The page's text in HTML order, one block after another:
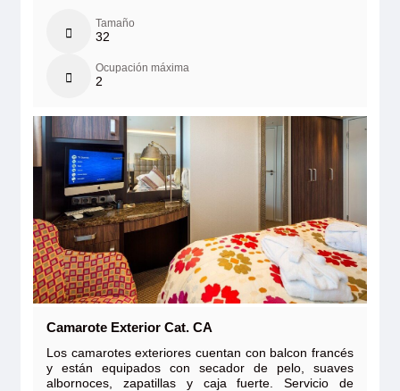
Tamaño
32
Ocupación máxima
2
Camarote Exterior Cat. CA
Los camarotes exteriores cuentan con balcon francés
y están equipados con secador de pelo, suaves
albornoces, zapatillas y caja fuerte. Servicio de